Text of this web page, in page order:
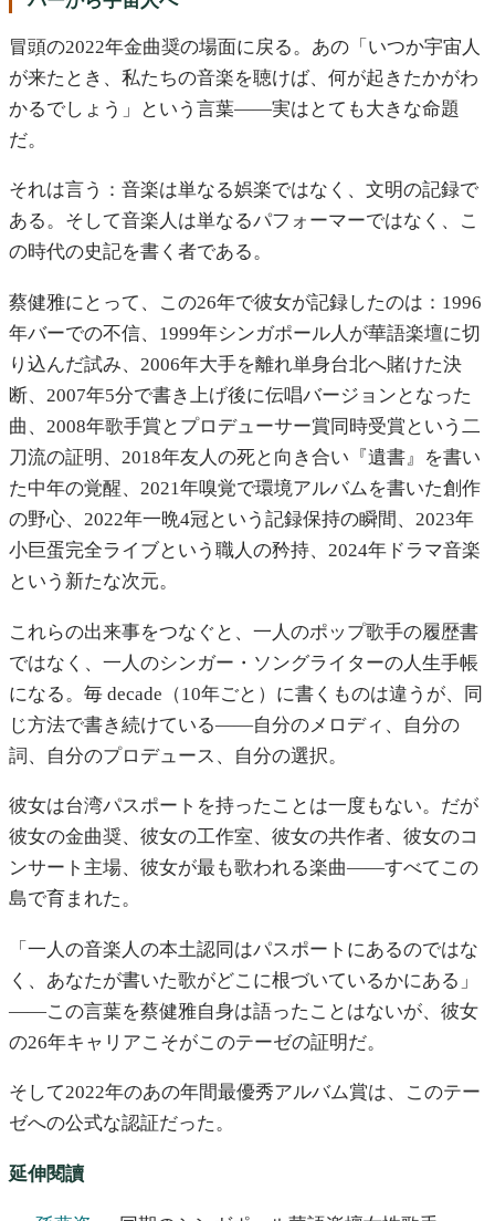
冒頭の2022年金曲奨の場面に戻る。あの「いつか宇宙人
が来たとき、私たちの音楽を聴けば、何が起きたかがわ
かるでしょう」という言葉——実はとても大きな命題
だ。
それは言う：音楽は単なる娯楽ではなく、文明の記録で
ある。そして音楽人は単なるパフォーマーではなく、こ
の時代の史記を書く者である。
蔡健雅にとって、この26年で彼女が記録したのは：1996
年バーでの不信、1999年シンガポール人が華語楽壇に切
り込んだ試み、2006年大手を離れ単身台北へ賭けた決
断、2007年5分で書き上げ後に伝唱バージョンとなった
曲、2008年歌手賞とプロデューサー賞同時受賞という二
刀流の証明、2018年友人の死と向き合い『遺書』を書い
た中年の覚醒、2021年嗅覚で環境アルバムを書いた創作
の野心、2022年一晩4冠という記録保持の瞬間、2023年
小巨蛋完全ライブという職人の矜持、2024年ドラマ音楽
という新たな次元。
これらの出来事をつなぐと、一人のポップ歌手の履歴書
ではなく、一人のシンガー・ソングライターの人生手帳
になる。毎 decade（10年ごと）に書くものは違うが、同
じ方法で書き続けている——自分のメロディ、自分の
詞、自分のプロデュース、自分の選択。
彼女は台湾パスポートを持ったことは一度もない。だが
彼女の金曲奨、彼女の工作室、彼女の共作者、彼女のコ
ンサート主場、彼女が最も歌われる楽曲——すべてこの
島で育まれた。
「一人の音楽人の本土認同はパスポートにあるのではな
く、あなたが書いた歌がどこに根づいているかにある」
——この言葉を蔡健雅自身は語ったことはないが、彼女
の26年キャリアこそがこのテーゼの証明だ。
そして2022年のあの年間最優秀アルバム賞は、このテー
ゼへの公式な認証だった。
延伸閱讀